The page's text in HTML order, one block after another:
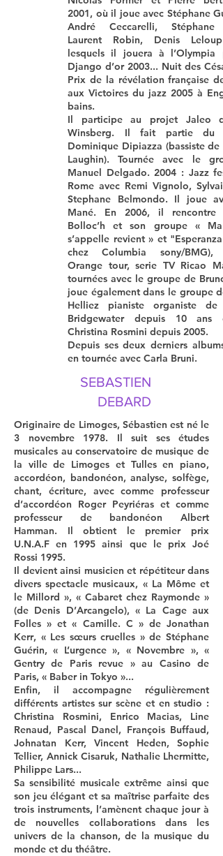
2001, où il joue avec Stéphane
André Ceccarelli, Stéphane
Laurent Robin, Denis
lesquels il jouera à l’Olympia
Django d’or 2003... Nuit des
Prix de la révélation française de
aux Victoires du jazz 2005 à
bains.
Il participe au projet Jaleo
Winsberg. Il fait partie du
Dominique Dipiazza (bassiste de
Laughin). Tournée avec le
Manuel Delgado. 2004 : Jazz
Rome avec Remi Vignolo,
Stephane Belmondo. Il joue
Mané. En 2006, il rencontre
Bolloc’h et son groupe « Ma
s’appelle revient » et
chez Columbia sony/BMG),
Orange tour, serie TV Ricao
tournées avec le groupe de
joue également dans le groupe
Helliez pianiste organiste de
Bridgewaterdepuis 10 ans
Christina Rosmini depuis 2005.
Depuis ses deux derniers
en tournée avec Carla Bruni.
SEBASTIEN
DEBARD
Originaire de Limoges, Sébastien est né le
3 novembre 1978. Il suit ses études
musicales au conservatoire de musique de
la ville de Limoges et Tulles en piano,
accordéon, bandonéon, analyse, solfège,
chant, écriture, avec comme professeur
d’accordéon Roger Peyriéras et comme
professeur de bandonéon Albert
Hamman. Il obtient le premier prix
U.N.A.F en 1995 ainsi que le prix Joé
Rossi 1995.
Il devient ainsi musicien et répétiteur dans
divers spectacle musicaux, « La Môme et
le Millord », « Cabaret chez Raymonde »
(de Denis D’Arcangelo), « La Cage aux
Folles » et « Camille. C » de Jonathan
Kerr, « Les sœurs cruelles » de Stéphane
Guérin, « L’urgence », « Novembre », «
Gentry de Paris revue » au Casino de
Paris, « Baber in Tokyo »...
Enfin, il accompagne régulièrement
différents artistes sur scène et en studio :
Christina Rosmini, Enrico Macias, Line
Renaud, Pascal Danel, François Buffaud,
Johnatan Kerr, Vincent Heden, Sophie
Tellier, Annick Cisaruk, Nathalie Lhermitte,
Philippe Lars...
Sa sensibilité musicale extrême ainsi que
son jeu élégant et sa maîtrise parfaite des
trois instruments, l’amènent chaque jour à
de nouvelles collaborations dans les
univers de la chanson, de la musique du
monde et du théâtre.